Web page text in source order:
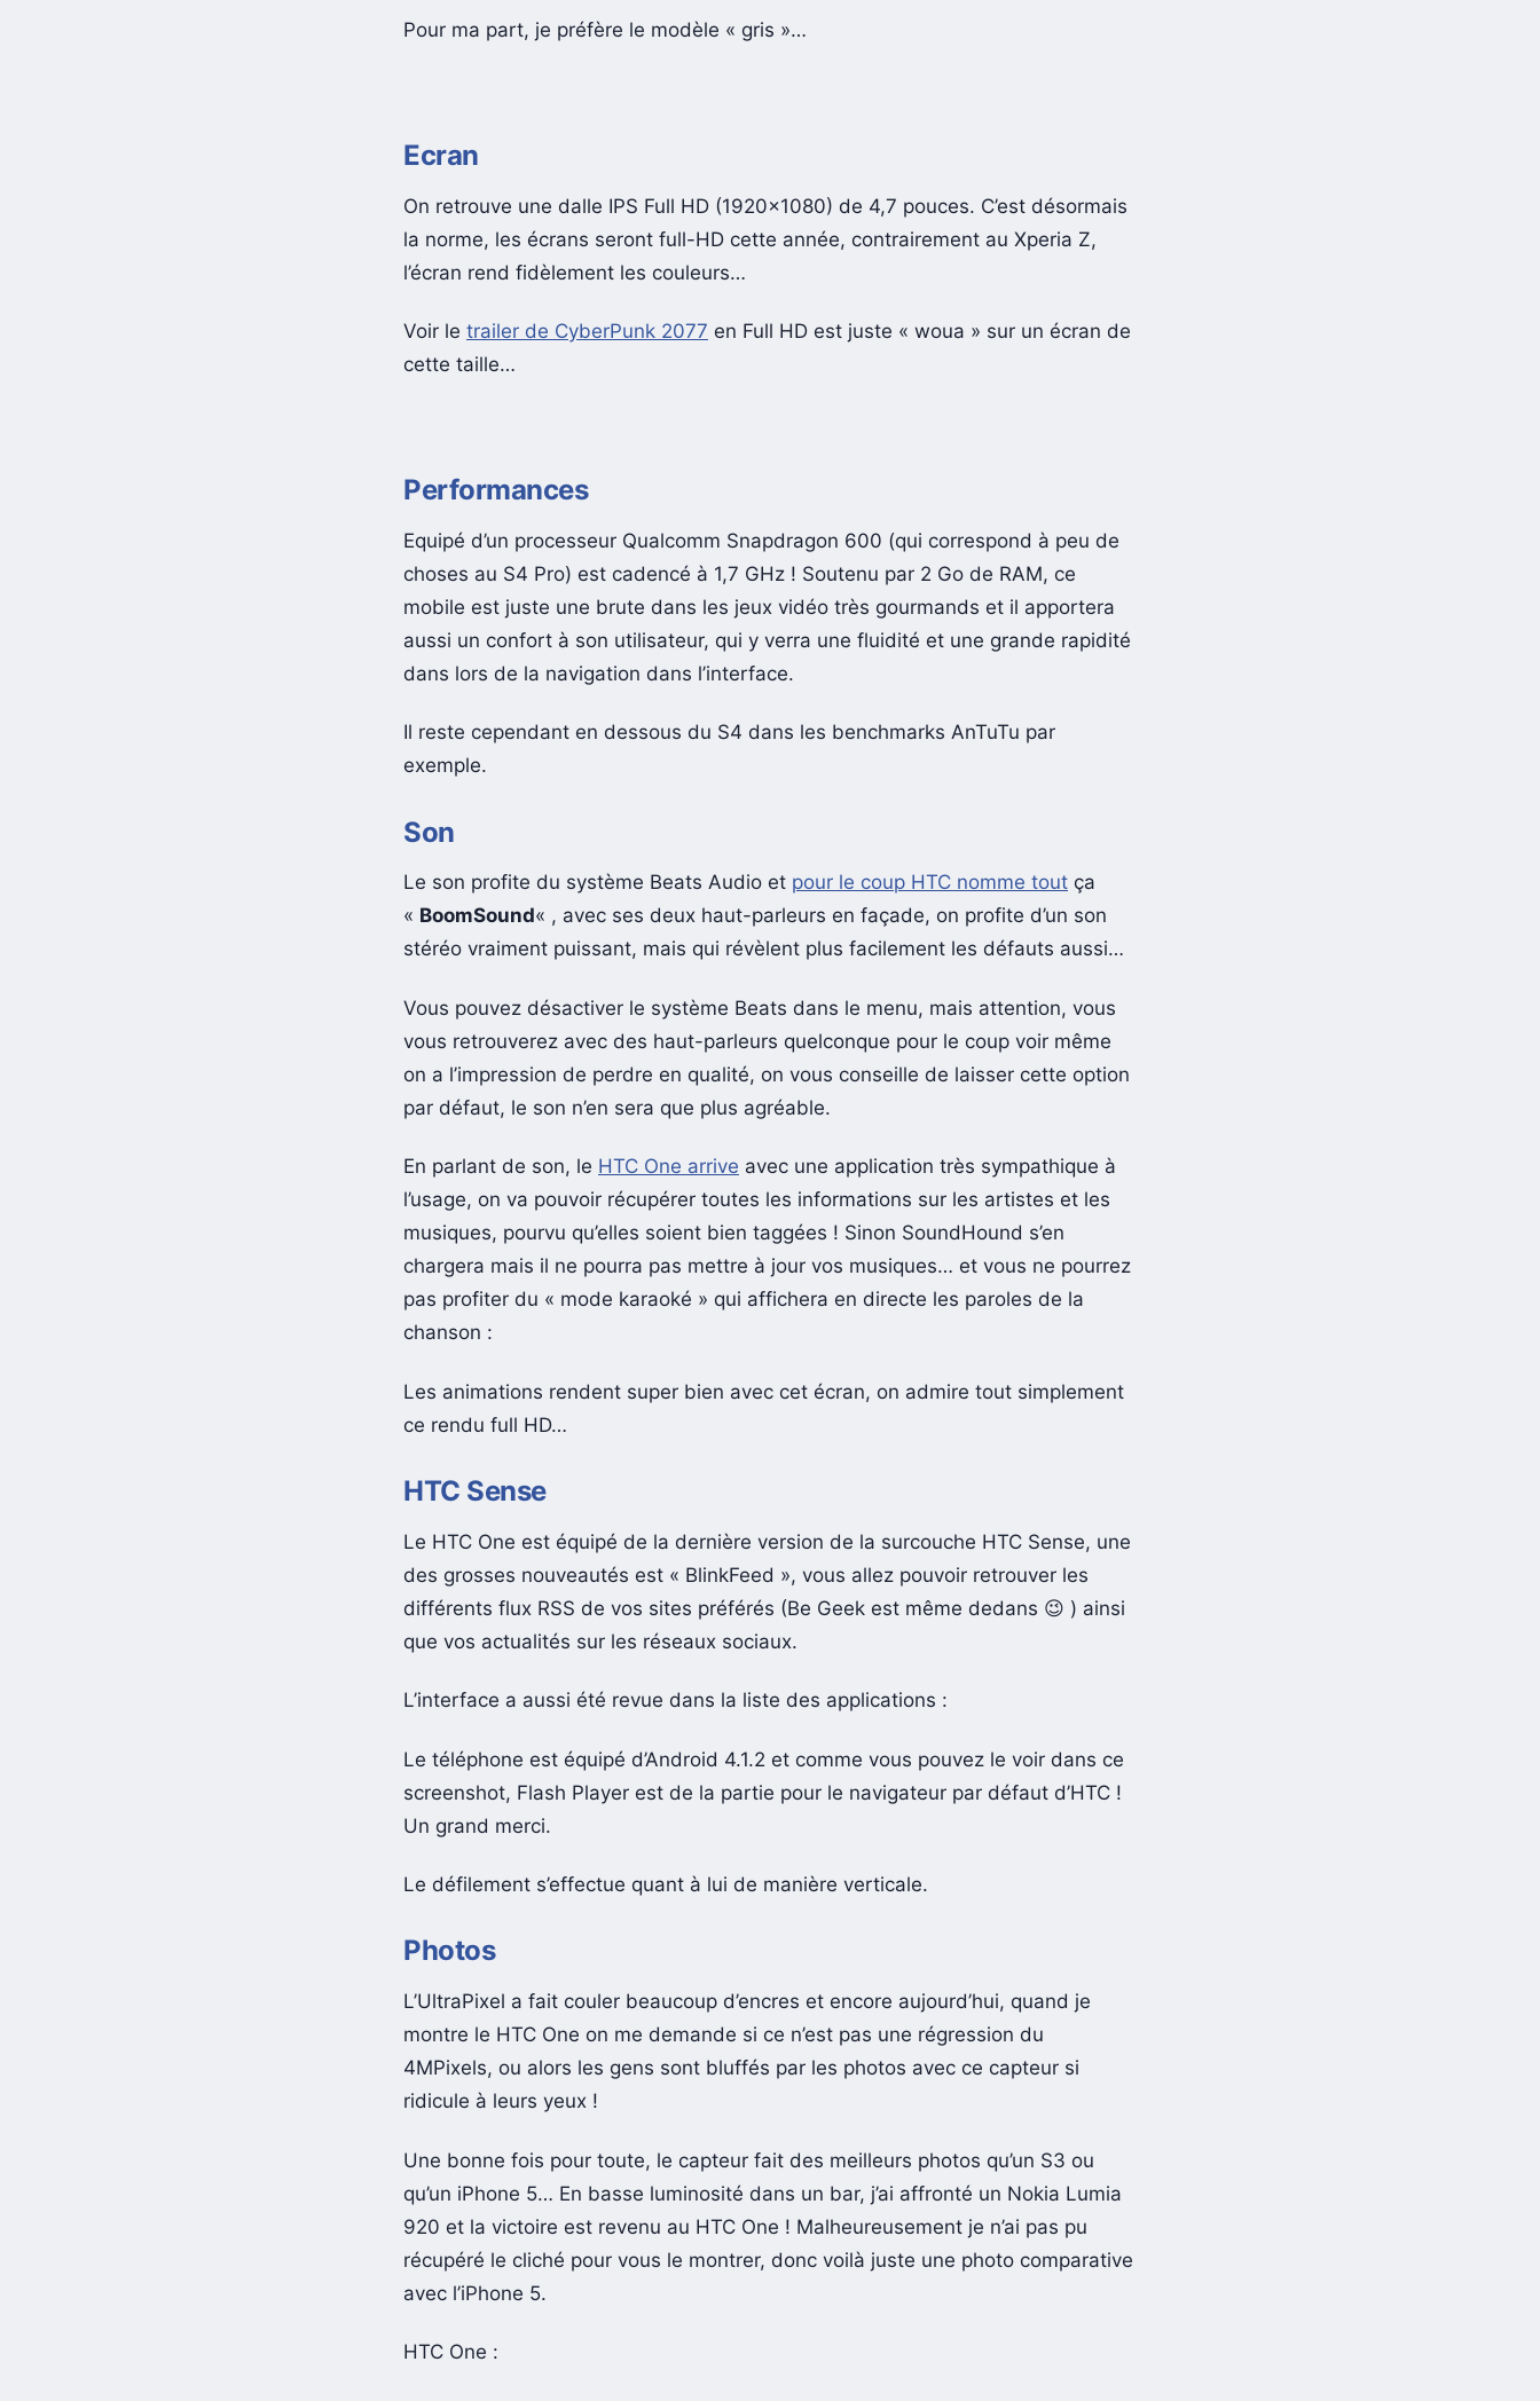
Pour ma part, je préfère le modèle « gris »…
Ecran
On retrouve une dalle IPS Full HD (1920×1080) de 4,7 pouces. C’est désormais
la norme, les écrans seront full-HD cette année, contrairement au Xperia Z,
l’écran rend fidèlement les couleurs…
Voir le trailer de CyberPunk 2077 en Full HD est juste « woua » sur un écran de
cette taille…
Performances
Equipé d’un processeur Qualcomm Snapdragon 600 (qui correspond à peu de
choses au S4 Pro) est cadencé à 1,7 GHz ! Soutenu par 2 Go de RAM, ce
mobile est juste une brute dans les jeux vidéo très gourmands et il apportera
aussi un confort à son utilisateur, qui y verra une fluidité et une grande rapidité
dans lors de la navigation dans l’interface.
Il reste cependant en dessous du S4 dans les benchmarks AnTuTu par
exemple.
Son
Le son profite du système Beats Audio et pour le coup HTC nomme tout ça
« BoomSound« , avec ses deux haut-parleurs en façade, on profite d’un son
stéréo vraiment puissant, mais qui révèlent plus facilement les défauts aussi…
Vous pouvez désactiver le système Beats dans le menu, mais attention, vous
vous retrouverez avec des haut-parleurs quelconque pour le coup voir même
on a l’impression de perdre en qualité, on vous conseille de laisser cette option
par défaut, le son n’en sera que plus agréable.
En parlant de son, le HTC One arrive avec une application très sympathique à
l’usage, on va pouvoir récupérer toutes les informations sur les artistes et les
musiques, pourvu qu’elles soient bien taggées ! Sinon SoundHound s’en
chargera mais il ne pourra pas mettre à jour vos musiques… et vous ne pourrez
pas profiter du « mode karaoké » qui affichera en directe les paroles de la
chanson :
Les animations rendent super bien avec cet écran, on admire tout simplement
ce rendu full HD…
HTC Sense
Le HTC One est équipé de la dernière version de la surcouche HTC Sense, une
des grosses nouveautés est « BlinkFeed », vous allez pouvoir retrouver les
différents flux RSS de vos sites préférés (Be Geek est même dedans 😉 ) ainsi
que vos actualités sur les réseaux sociaux.
L’interface a aussi été revue dans la liste des applications :
Le téléphone est équipé d’Android 4.1.2 et comme vous pouvez le voir dans ce
screenshot, Flash Player est de la partie pour le navigateur par défaut d’HTC !
Un grand merci.
Le défilement s’effectue quant à lui de manière verticale.
Photos
L’UltraPixel a fait couler beaucoup d’encres et encore aujourd’hui, quand je
montre le HTC One on me demande si ce n’est pas une régression du
4MPixels, ou alors les gens sont bluffés par les photos avec ce capteur si
ridicule à leurs yeux !
Une bonne fois pour toute, le capteur fait des meilleurs photos qu’un S3 ou
qu’un iPhone 5… En basse luminosité dans un bar, j’ai affronté un Nokia Lumia
920 et la victoire est revenu au HTC One ! Malheureusement je n’ai pas pu
récupéré le cliché pour vous le montrer, donc voilà juste une photo comparative
avec l’iPhone 5.
HTC One :